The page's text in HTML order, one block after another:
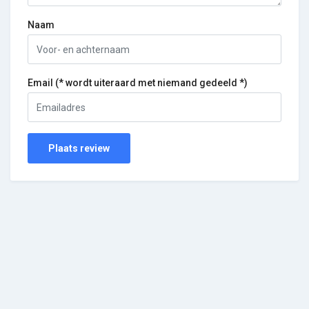
Naam
Email (* wordt uiteraard met niemand gedeeld *)
Plaats review